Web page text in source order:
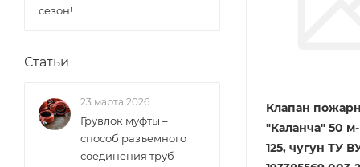
Клапан
"Каланча" 50
125, чугун ТУ
сезон!
Статьи
23 марта 2026
Грувлок муфты –
способ разъемного
соединения труб